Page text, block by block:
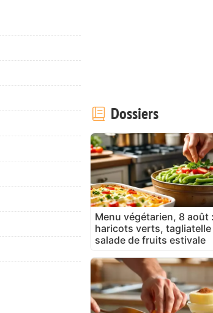
Dossiers
Menu végétarien, 8 août
haricots verts,
salade de fruits estivale